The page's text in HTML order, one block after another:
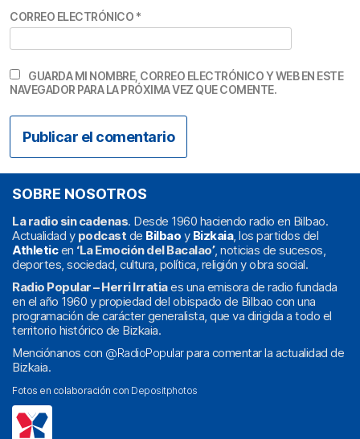
CORREO ELECTRÓNICO *
GUARDA MI NOMBRE, CORREO ELECTRÓNICO Y WEB EN ESTE
NAVEGADOR PARA LA PRÓXIMA VEZ QUE COMENTE.
SOBRE NOSOTROS
La radio sin cadenas. Desde 1960 haciendo radio en Bilbao.
Actualidad y podcast de Bilbao y Bizkaia, los partidos del
Athleticen ‘La Emoción del Bacalao’, noticias de sucesos,
deportes, sociedad, cultura, política, religión y obra social.
Radio Popular – Herri Irratiaes una emisora de radio fundada
en el año 1960 y propiedad del obispado de Bilbao con una
programación de carácter generalista, que va dirigida a todo el
territorio histórico de Bizkaia.
Menciónanos con @RadioPopularpara comentar la actualidad de
Bizkaia.
Fotos en colaboración con Depositphotos